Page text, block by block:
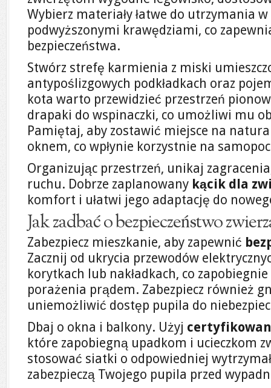
Wybierz materiały łatwe do utrzymania w
podwyższonymi krawędziami, co
bezpieczeństwa.
Stwórz strefę karmienia z miski
antypoślizgowych podkładkach oraz
kota warto przewidzieć przestrzeń
drapaki do wspinaczki, co umożliwi mu
Pamiętaj, aby zostawić miejsce na
oknem, co wpłynie korzystnie na
Organizując przestrzeń, unikaj
ruchu. Dobrze zaplanowany kącik dla
komfort i ułatwi jego adaptację do
Jak zadbać o bezpieczeństwo
Zabezpiecz mieszkanie, aby zapewnić
Zacznij od ukrycia przewodów
korytkach lub nakładkach, co
porażenia prądem. Zabezpiecz również
uniemożliwić dostęp pupila do
Dbaj o okna i balkony. Użyj
które zapobiegną upadkom i ucieczkom
stosować siatki o odpowiedniej
zabezpieczą Twojego pupila przed